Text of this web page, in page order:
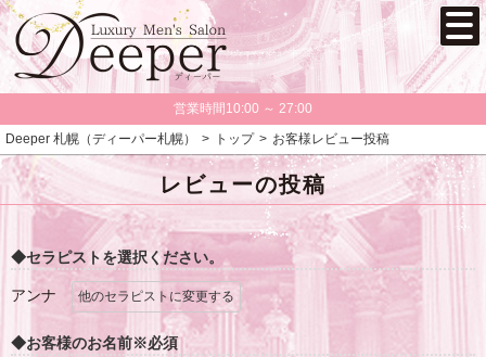
営業時間10:00 ～ 27:00
Deeper 札幌（ディーパー札幌）
トップ お客様レビュー投稿
レビューの投稿
◆セラピストを選択ください。
アンナ 他のセラピストに変更する
◆お客様のお名前※必須